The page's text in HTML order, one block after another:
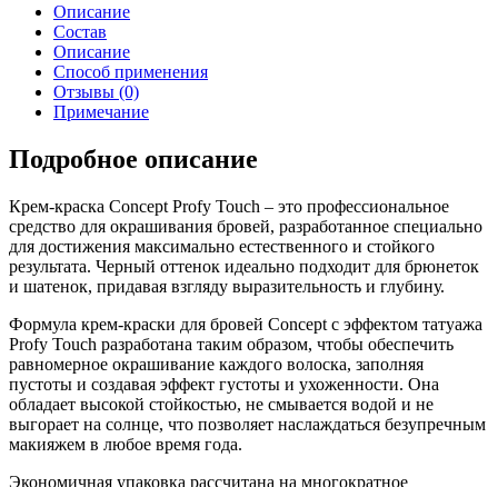
Описание
Состав
Описание
Способ применения
Отзывы (0)
Примечание
Подробное описание
Крем-краска Concept Profy Touch – это профессиональное
средство для окрашивания бровей, разработанное специально
для достижения максимально естественного и стойкого
результата. Черный оттенок идеально подходит для брюнеток
и шатенок, придавая взгляду выразительность и глубину.
Формула крем-краски для бровей Concept с эффектом татуажа
Profy Touch разработана таким образом, чтобы обеспечить
равномерное окрашивание каждого волоска, заполняя
пустоты и создавая эффект густоты и ухоженности. Она
обладает высокой стойкостью, не смывается водой и не
выгорает на солнце, что позволяет наслаждаться безупречным
макияжем в любое время года.
Экономичная упаковка рассчитана на многократное